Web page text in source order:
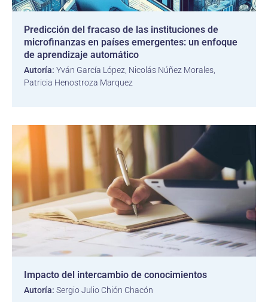
Predicción del fracaso de las instituciones de
microfinanzas en países emergentes: un enfoque
de aprendizaje automático
Autoría: Yván García López, Nicolás Núñez Morales,
Patricia Henostroza Marquez
Impacto del intercambio de conocimientos
Autoría: Sergio Julio Chión Chacón